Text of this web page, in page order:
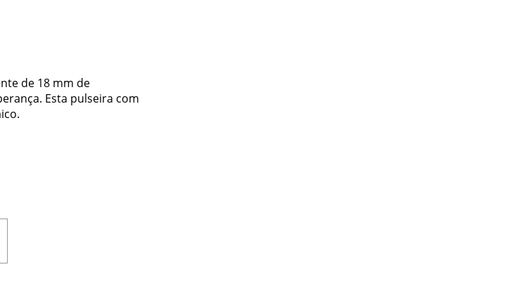
de 18 mm de
Esta pulseira com